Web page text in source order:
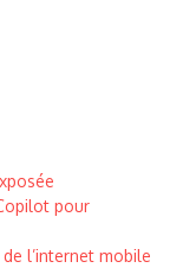
pour
l’internet mobile